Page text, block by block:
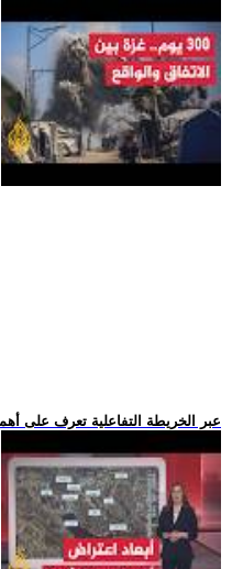
.. عبر الخريطة التفاعلية تعرف على